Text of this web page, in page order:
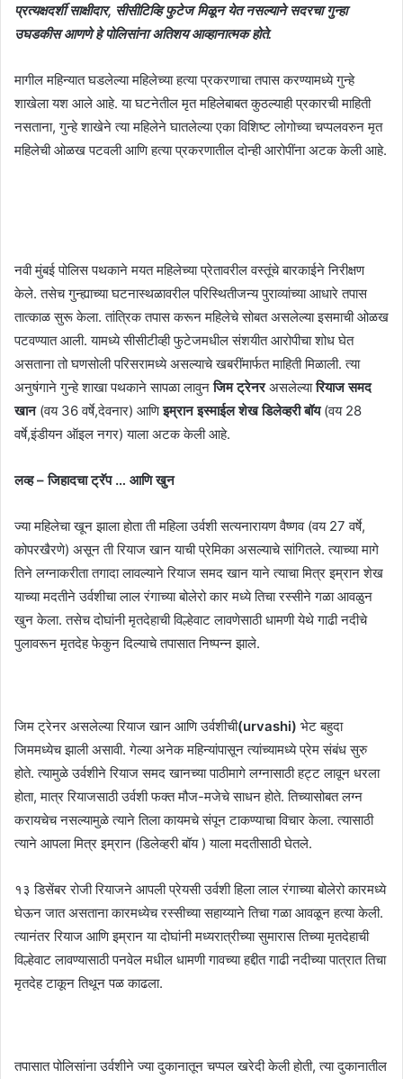
प्रत्यक्षदर्शी साक्षीदार, सीसीटिव्हि फुटेज मिळून येत नसल्याने सदरचा गुन्हा
उघडकीस आणणे हे पोलिसांना अतिशय आव्हानात्मक होते.
मागील महिन्यात घडलेल्या महिलेच्या हत्या प्रकरणाचा तपास करण्यामध्ये गुन्हे
शाखेला यश आले आहे. या घटनेतील मृत महिलेबाबत कुठल्याही प्रकारची माहिती
नसताना, गुन्हे शाखेने त्या महिलेने घातलेल्या एका विशिष्ट लोगोच्या चप्पलवरुन मृत
महिलेची ओळख पटवली आणि हत्या प्रकरणातील दोन्ही आरोपींना अटक केली आहे.
नवी मुंबई पोलिस पथकाने मयत महिलेच्या प्रेतावरील वस्तूंचे बारकाईने निरीक्षण
केले. तसेच गुन्ह्याच्या घटनास्थळावरील परिस्थितीजन्य पुराव्यांच्या आधारे तपास
तात्काळ सुरू केला. तांत्रिक तपास करून महिलेचे सोबत असलेल्या इसमाची ओळख
पटवण्यात आली. यामध्ये सीसीटीव्ही फुटेजमधील संशयीत आरोपीचा शोध घेत
असताना तो घणसोली परिसरामध्ये असल्याचे खबरींमार्फत माहिती मिळाली. त्या
अनुषंगाने गुन्हे शाखा पथकाने सापळा लावुनजिम ट्रेनरअसलेल्यारियाज समद
खान(वय 36 वर्षे,देवनार) आणिइम्रान इस्माईल शेख डिलेव्हरी बॉय(वय 28
वर्षे,इंडीयन ऑइल नगर) याला अटक केली आहे.
लव्ह – जिहादचा ट्रॅप … आणि खुन
ज्या महिलेचा खून झाला होता ती महिला उर्वशी सत्यनारायण वैष्णव (वय 27 वर्षे,
कोपरखैरणे) असून ती रियाज खान याची प्रेमिका असल्याचे सांगितले. त्याच्या मागे
तिने लग्नाकरीता तगादा लावल्याने रियाज समद खान याने त्याचा मित्र इम्रान शेख
याच्या मदतीने उर्वशीचा लाल रंगाच्या बोलेरो कार मध्ये तिचा रस्सीने गळा आवळुन
खुन केला. तसेच दोघांनी मृतदेहाची विल्हेवाट लावणेसाठी धामणी येथे गाढी नदीचे
पुलावरून मृतदेह फेकुन दिल्याचे तपासात निष्पन्न झाले.
जिम ट्रेनर असलेल्या रियाज खान आणि उर्वशीची(urvashi) भेट बहुदा
जिममध्येच झाली असावी. गेल्या अनेक महिन्यांपासून त्यांच्यामध्ये प्रेम संबंध सुरु
होते. त्यामुळे उर्वशीने रियाज समद खानच्या पाठीमागे लग्नासाठी हट्ट लावून धरला
होता, मात्र रियाजसाठी उर्वशी फक्त मौज-मजेचे साधन होते. तिच्यासोबत लग्न
करायचेच नसल्यामुळे त्याने तिला कायमचे संपून टाकण्याचा विचार केला. त्यासाठी
त्याने आपला मित्र इम्रान (डिलेव्हरी बॉय ) याला मदतीसाठी घेतले.
१३ डिसेंबर रोजी रियाजने आपली प्रेयसी उर्वशी हिला लाल रंगाच्या बोलेरो कारमध्ये
घेऊन जात असताना कारमध्येच रस्सीच्या सहाय्याने तिचा गळा आवळून हत्या केली.
त्यानंतर रियाज आणि इम्रान या दोघांनी मध्यरात्रीच्या सुमारास तिच्या मृतदेहाची
विल्हेवाट लावण्यासाठी पनवेल मधील धामणी गावच्या हद्दीत गाढी नदीच्या पात्रात तिचा
मृतदेह टाकून तिथून पळ काढला.
तपासात पोलिसांना उर्वशीने ज्या दुकानातून चप्पल खरेदी केली होती, त्या दुकानातील